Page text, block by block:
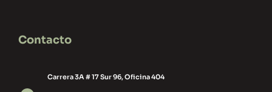
Contacto
Carrera 3A # 17 Sur 96, Oficina 404